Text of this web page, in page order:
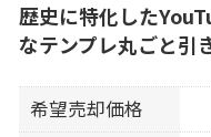
歴史に特化した
なテンプレ丸ごと引
希望売却価格